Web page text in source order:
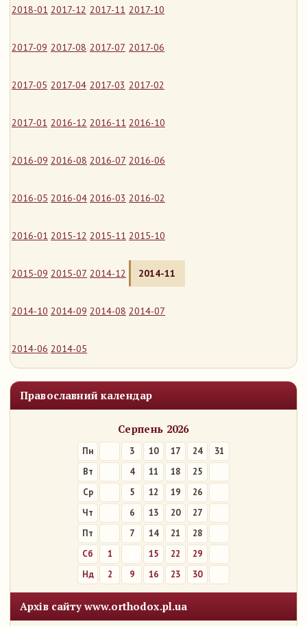
2018-01 2017-12 2017-11 2017-10
2017-09 2017-08 2017-07 2017-06
2017-05 2017-04 2017-03 2017-02
2017-01 2016-12 2016-11 2016-10
2016-09 2016-08 2016-07 2016-06
2016-05 2016-04 2016-03 2016-02
2016-01 2015-12 2015-11 2015-10
2015-09 2015-07 2014-12 2014-11
2014-10 2014-09 2014-08 2014-07
2014-06 2014-05
Православний календар
Серпень 2026
Пн 3 10 17 24
31
Вт
4 11 18
25
Ср
5 12 19
26
Чт
6 13 20
27
Пт
7 14 21
28
Сб
1 15 22
29
Нд
2 9 16 23 30
Архів сайту www.orthodox.pl.ua